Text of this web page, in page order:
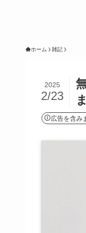
ホーム 雑記
2025
2/23
広告を含み